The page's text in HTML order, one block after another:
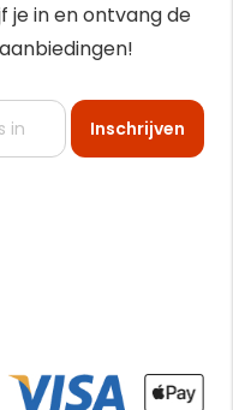
je in en ontvang de
Inschrijven